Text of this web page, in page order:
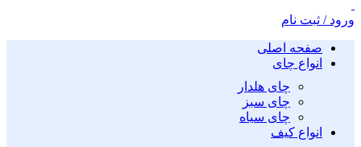
ورود / ثبت نام
صفحه اصلی
انواع چای
چای هلدار
چای سبز
چای سیاه
انواع کیف